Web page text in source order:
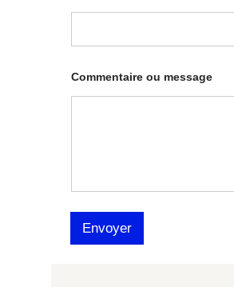
Commentaire ou message
Envoyer